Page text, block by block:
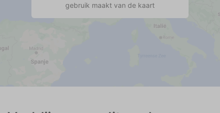
gebruik maakt van de kaart